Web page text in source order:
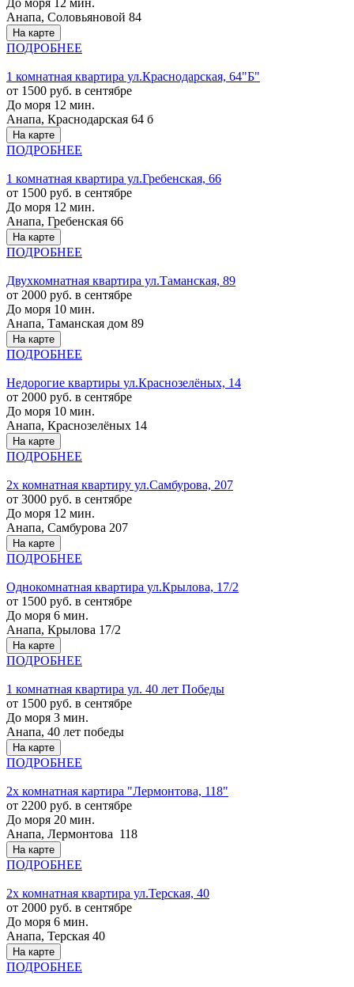
Анапа, Соловьяновой 84
На карте
ПОДРОБНЕЕ
1 комнатная квартира ул.Краснодарская, 64"Б"
от 1500 руб. в сентябре
До моря 12 мин.
Анапа, Краснодарская 64 б
На карте
ПОДРОБНЕЕ
1 комнатная квартира ул.Гребенская, 66
от 1500 руб. в сентябре
До моря 12 мин.
Анапа, Гребенская 66
На карте
ПОДРОБНЕЕ
Двухкомнатная квартира ул.Таманская, 89
от 2000 руб. в сентябре
До моря 10 мин.
Анапа, Таманская дом 89
На карте
ПОДРОБНЕЕ
Недорогие квартиры ул.Краснозелёных, 14
от 2000 руб. в сентябре
До моря 10 мин.
Анапа, Краснозелёных 14
На карте
ПОДРОБНЕЕ
2х комнатная квартиру ул.Самбурова, 207
от 3000 руб. в сентябре
До моря 12 мин.
Анапа, Самбурова 207
На карте
ПОДРОБНЕЕ
Однокомнатная квартира ул.Крылова, 17/2
от 1500 руб. в сентябре
До моря 6 мин.
Анапа, Крылова 17/2
На карте
ПОДРОБНЕЕ
1 комнатная квартира ул. 40 лет Победы
от 1500 руб. в сентябре
До моря 3 мин.
Анапа, 40 лет победы
На карте
ПОДРОБНЕЕ
2х комнатная картира "Лермонтова, 118"
от 2200 руб. в сентябре
До моря 20 мин.
Анапа, Лермонтова 118
На карте
ПОДРОБНЕЕ
2х комнатная квартира ул.Терская, 40
от 2000 руб. в сентябре
До моря 6 мин.
Анапа, Терская 40
На карте
ПОДРОБНЕЕ